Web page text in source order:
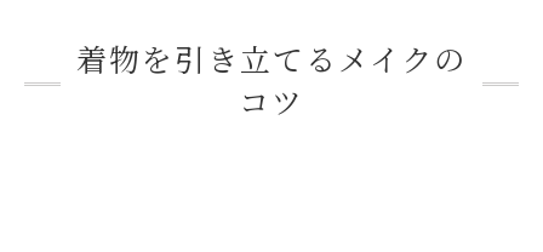
着物を引き立てるメイクの
コツ